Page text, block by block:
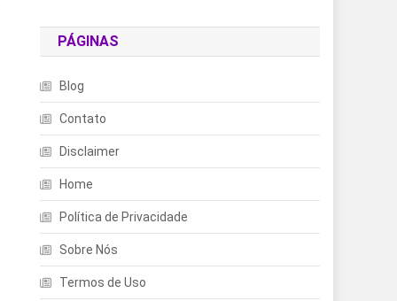
PÁGINAS
Blog
Contato
Disclaimer
Home
Política de Privacidade
Sobre Nós
Termos de Uso